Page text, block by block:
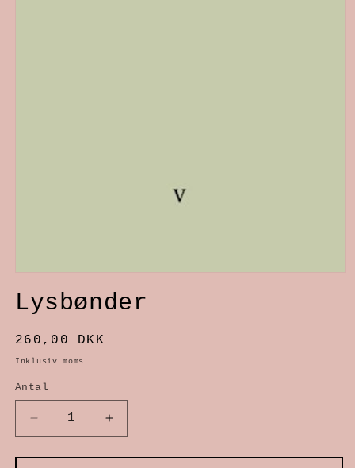
mediet
i
modus
Lysbønder
Normalpris
260,00 DKK
Inklusiv moms.
Antal
antallet antallet